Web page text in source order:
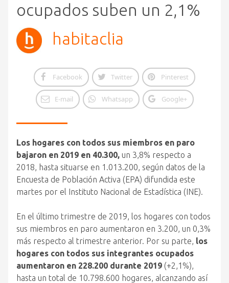
ocupados suben un 2,1%
habitaclia
Facebook Twitter Pinterest
E-mail Whatsapp Google+
Los hogares con todos sus miembros en paro
bajaron en 2019 en 40.300, un 3,8% respecto a
2018, hasta situarse en 1.013.200, según datos de la
Encuesta de Población Activa (EPA) difundida este
martes por el Instituto Nacional de Estadística (INE).
En el último trimestre de 2019, los hogares con todos
sus miembros en paro aumentaron en 3.200, un 0,3%
más respecto al trimestre anterior. Por su parte, los
hogares con todos sus integrantes ocupados
aumentaron en 228.200 durante 2019 (+2,1%),
hasta un total de 10.798.600 hogares, alcanzando así